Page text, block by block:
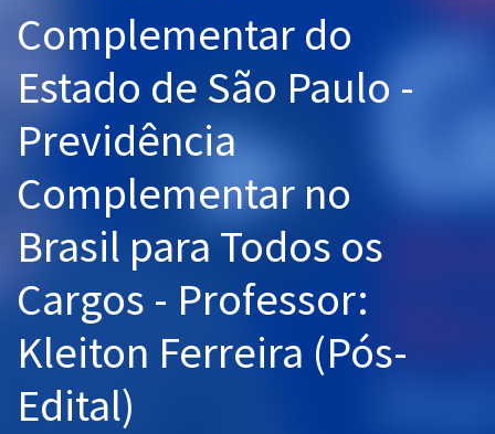
OAB
Questões grátis
Aprovados
Atendimento
Complementar do
Estado de São Paulo -
Previdência
Complementar no
Brasil para Todos os
Cargos - Professor:
Kleiton Ferreira (Pós-
Edital)